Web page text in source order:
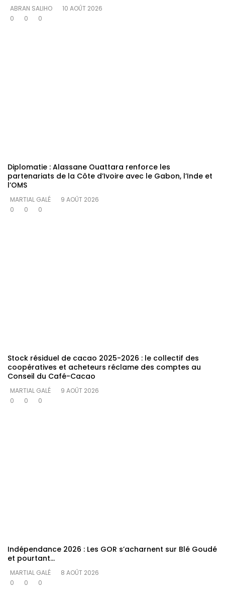
ABRAN SALIHO
10 AOÛT 2026
0
0 0
Diplomatie : Alassane Ouattara renforce les
partenariats de la Côte d’Ivoire avec le Gabon, l’Inde et
l’OMS
MARTIAL GALÉ
9 AOÛT 2026
0
0 0
Stock résiduel de cacao 2025-2026 : le collectif des
coopératives et acheteurs réclame des comptes au
Conseil du Café-Cacao
MARTIAL GALÉ
9 AOÛT 2026
0
0 0
Indépendance 2026 : Les GOR s’acharnent sur Blé Goudé
et pourtant…
MARTIAL GALÉ
8 AOÛT 2026
0
0 0